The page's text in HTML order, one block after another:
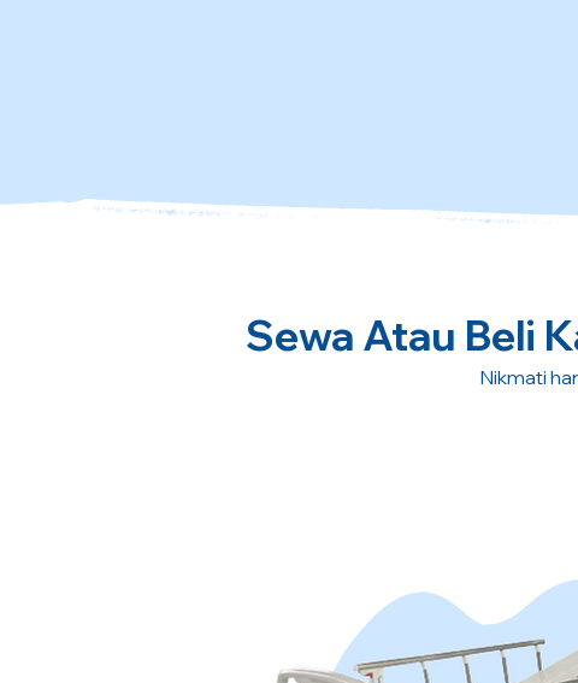
Sewa Atau Beli
Nikmati